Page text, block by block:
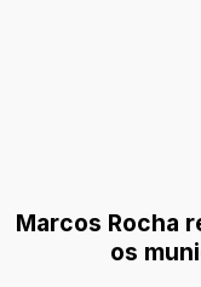
Marcos Rocha
os